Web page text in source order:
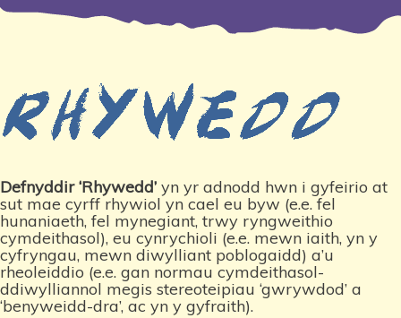
Defnyddir ‘Rhywedd’ yn yr adnodd hwn i gyfeirio at
sut mae cyrff rhywiol yn cael eu byw (e.e. fel
hunaniaeth, fel mynegiant, trwy ryngweithio
cymdeithasol), eu cynrychioli (e.e. mewn iaith, yn y
cyfryngau, mewn diwylliant poblogaidd) a’u
rheoleiddio (e.e. gan normau cymdeithasol-
ddiwylliannol megis stereoteipiau ‘gwrywdod’ a
‘benyweidd-dra’, ac yn y gyfraith).